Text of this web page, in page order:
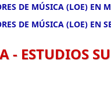
DE MÚSICA (LOE) EN
DE MÚSICA (LOE) EN
ESTUDIOS